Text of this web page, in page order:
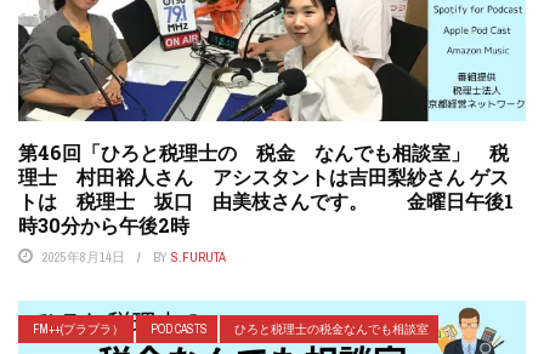
第46回「ひろと税理士の 税金 なんでも相談室」 税
理士 村田裕人さん アシスタントは吉田梨紗さん ゲス
トは 税理士 坂口 由美枝さんです。 金曜日午後1
時30分から午後2時
2025年8月14日 BY S.FURUTA
FM++(プラプラ） POD CASTS ひろと税理士の税金なんでも相談室